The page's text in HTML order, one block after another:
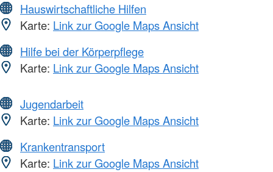
Hauswirtschaftliche Hilfen
Karte: Link zur Google Maps Ansicht
Hilfe bei der Körperpflege
Karte: Link zur Google Maps Ansicht
Jugendarbeit
Karte: Link zur Google Maps Ansicht
Krankentransport
Karte: Link zur Google Maps Ansicht